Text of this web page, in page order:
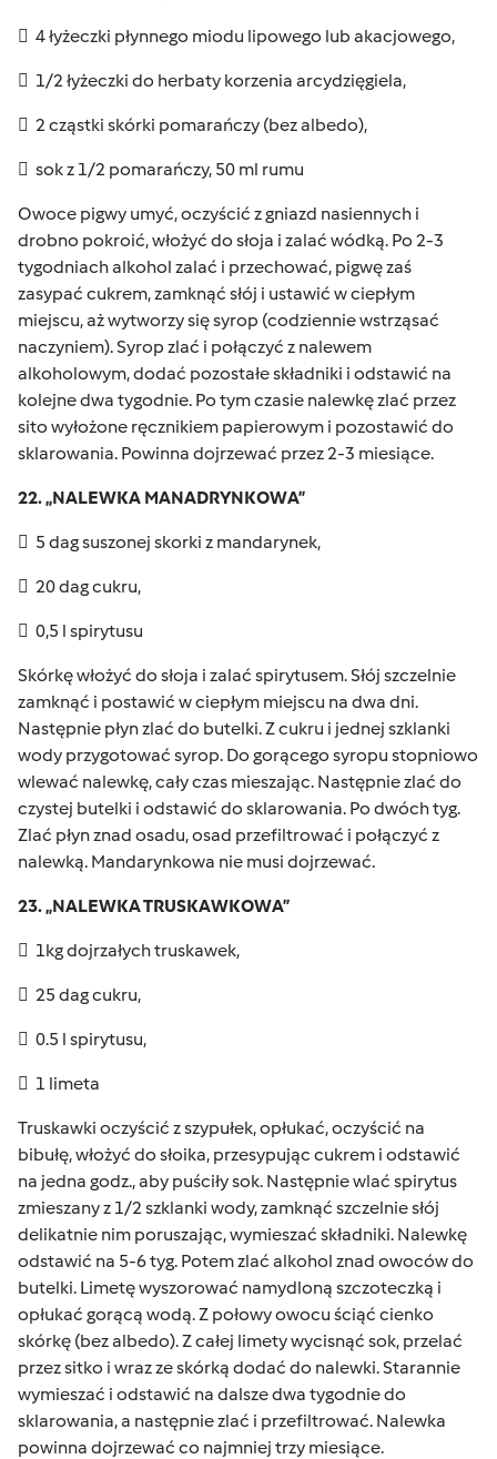
 4 łyżeczki płynnego miodu lipowego lub akacjowego,
 1/2 łyżeczki do herbaty korzenia arcydzięgiela,
 2 cząstki skórki pomarańczy (bez albedo),
 sok z 1/2 pomarańczy, 50 ml rumu
Owoce pigwy umyć, oczyścić z gniazd nasiennych i
drobno pokroić, włożyć do słoja i zalać wódką. Po 2-3
tygodniach alkohol zalać i przechować, pigwę zaś
zasypać cukrem, zamknąć słój i ustawić w ciepłym
miejscu, aż wytworzy się syrop (codziennie wstrząsać
naczyniem). Syrop zlać i połączyć z nalewem
alkoholowym, dodać pozostałe składniki i odstawić na
kolejne dwa tygodnie. Po tym czasie nalewkę zlać przez
sito wyłożone ręcznikiem papierowym i pozostawić do
sklarowania. Powinna dojrzewać przez 2-3 miesiące.
22. „NALEWKA MANADRYNKOWA”
 5 dag suszonej skorki z mandarynek,
 20 dag cukru,
 0,5 l spirytusu
Skórkę włożyć do słoja i zalać spirytusem. Słój szczelnie
zamknąć i postawić w ciepłym miejscu na dwa dni.
Następnie płyn zlać do butelki. Z cukru i jednej szklanki
wody przygotować syrop. Do gorącego syropu stopniowo
wlewać nalewkę, cały czas mieszając. Następnie zlać do
czystej butelki i odstawić do sklarowania. Po dwóch tyg.
Zlać płyn znad osadu, osad przefiltrować i połączyć z
nalewką. Mandarynkowa nie musi dojrzewać.
23. „NALEWKA TRUSKAWKOWA”
 1kg dojrzałych truskawek,
 25 dag cukru,
 0.5 l spirytusu,
 1 limeta
Truskawki oczyścić z szypułek, opłukać, oczyścić na
bibułę, włożyć do słoika, przesypując cukrem i odstawić
na jedna godz., aby puściły sok. Następnie wlać spirytus
zmieszany z 1/2 szklanki wody, zamknąć szczelnie słój
delikatnie nim poruszając, wymieszać składniki. Nalewkę
odstawić na 5-6 tyg. Potem zlać alkohol znad owoców do
butelki. Limetę wyszorować namydloną szczoteczką i
opłukać gorącą wodą. Z połowy owocu ściąć cienko
skórkę (bez albedo). Z całej limety wycisnąć sok, przelać
przez sitko i wraz ze skórką dodać do nalewki. Starannie
wymieszać i odstawić na dalsze dwa tygodnie do
sklarowania, a następnie zlać i przefiltrować. Nalewka
powinna dojrzewać co najmniej trzy miesiące.